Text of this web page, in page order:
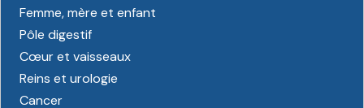
Femme, mère et enfant
Pôle digestif
Cœur et vaisseaux
Reins et urologie
Cancer